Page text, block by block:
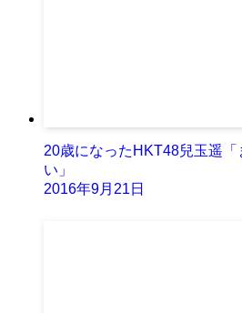
20歳になったHKT48兒玉遥
い」
2016年9月21日